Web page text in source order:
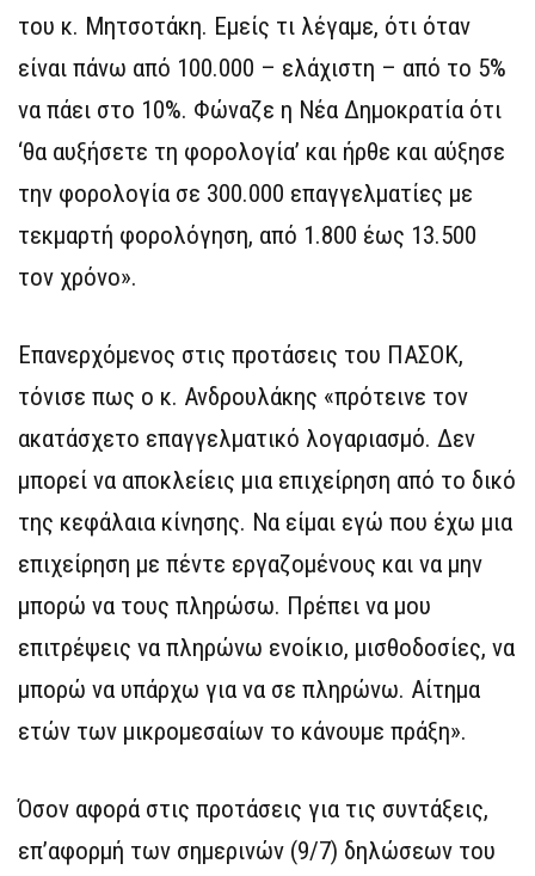
του κ. Μητσοτάκη. Εμείς τι λέγαμε, ότι όταν
είναι πάνω από 100.000 – ελάχιστη – από το 5%
να πάει στο 10%. Φώναζε η Νέα Δημοκρατία ότι
‘θα αυξήσετε τη φορολογία’ και ήρθε και αύξησε
την φορολογία σε 300.000 επαγγελματίες με
τεκμαρτή φορολόγηση, από 1.800 έως 13.500
τον χρόνο».
Επανερχόμενος στις προτάσεις του ΠΑΣΟΚ,
τόνισε πως ο κ. Ανδρουλάκης «πρότεινε τον
ακατάσχετο επαγγελματικό λογαριασμό. Δεν
μπορεί να αποκλείεις μια επιχείρηση από το δικό
της κεφάλαια κίνησης. Να είμαι εγώ που έχω μια
επιχείρηση με πέντε εργαζομένους και να μην
μπορώ να τους πληρώσω. Πρέπει να μου
επιτρέψεις να πληρώνω ενοίκιο, μισθοδοσίες, να
μπορώ να υπάρχω για να σε πληρώνω. Αίτημα
ετών των μικρομεσαίων το κάνουμε πράξη».
Όσον αφορά στις προτάσεις για τις συντάξεις,
επ’αφορμή των σημερινών (9/7) δηλώσεων του